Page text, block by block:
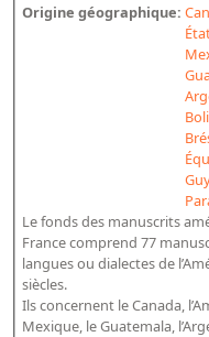
Bibliographie
Dictionnaire de la BnF
Dictionnaire BnF :
Dictionnaire BnF : index
Dictionnaire des fonds
provenances
Recherche de fonds,
L'histoire de la BnF en
Origine géographique:
Le fonds des manuscrits
France comprend 77
langues ou dialectes de
siècles.
Ils concernent le Canada,
Mexique, le Guatemala,